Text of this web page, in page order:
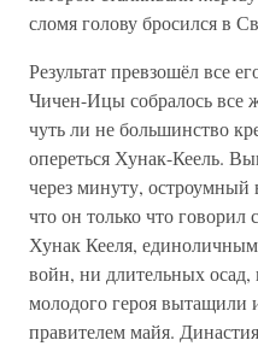
сломя голову бросился в
Результат превзошёл все
Чичен-Ицы собралось все
чуть ли не большинство
опереться Хунак-Кеель.
через минуту,
что он только что говорил
Хунак Кееля,
войн, ни длительных осад,
молодого героя вытащили
правителем майя.